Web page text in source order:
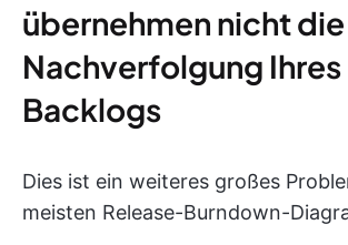
übernehmen nicht die
Nachverfolgung
Backlogs
Dies ist ein weiteres großes
meisten Release-Burndown-